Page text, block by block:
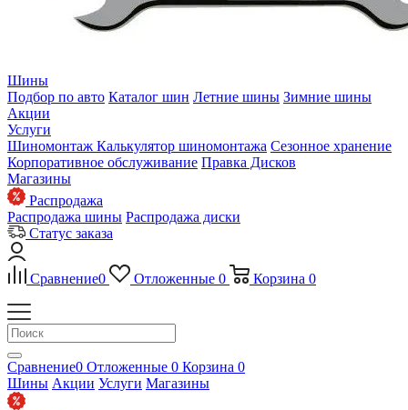
Шины
Подбор по авто Каталог шин Летние шины Зимние шины
Акции
Услуги
Шиномонтаж Калькулятор шиномонтажа Сезонное хранение
Корпоративное обслуживание Правка Дисков
Магазины
Распродажа
Распродажа шины Распродажа диски
Статус заказа
Сравнение0 Отложенные 0 Корзина 0
Сравнение0 Отложенные 0 Корзина 0
Шины Акции Услуги Магазины